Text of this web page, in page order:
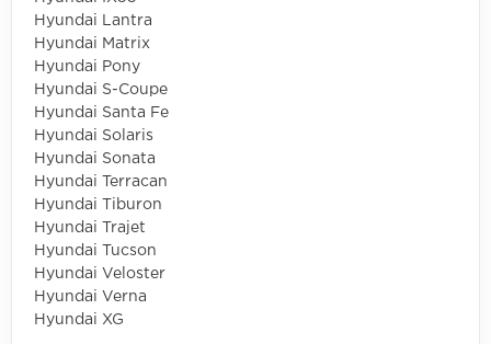
Hyundai Lantra
Hyundai Matrix
Hyundai Pony
Hyundai S-Coupe
Hyundai Santa Fe
Hyundai Solaris
Hyundai Sonata
Hyundai Terracan
Hyundai Tiburon
Hyundai Trajet
Hyundai Tucson
Hyundai Veloster
Hyundai Verna
Hyundai XG